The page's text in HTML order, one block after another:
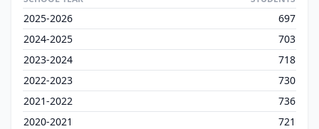
2025-2026
697
2024-2025
703
2023-2024
718
2022-2023
730
2021-2022
736
2020-2021
721